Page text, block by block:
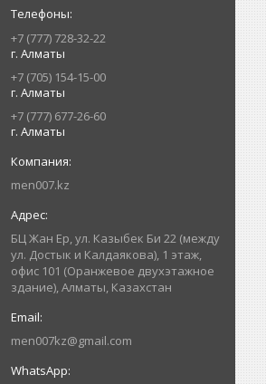
+7 (777) 728-32-22
г. Алматы
+7 (705) 154-15-00
г. Алматы
+7 (777) 677-26-60
г. Алматы
men007.kz
БЦ Жан Ер, ул. Казыбек Би 22 (между
ул. Достык и Калдаякова), 1 этаж,
офис 101 (Оранжевое двухэтажное
здание), Алматы, Казахстан
men007kz@gmail.com